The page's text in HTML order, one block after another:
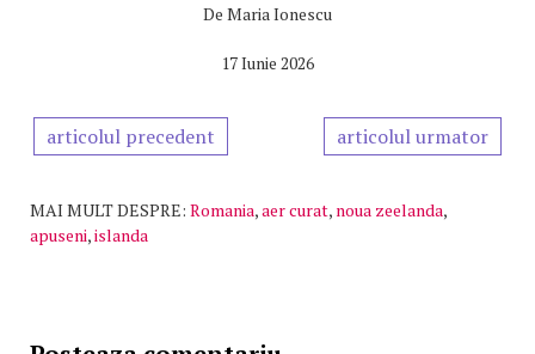
De Maria Ionescu
17 Iunie 2026
articolul precedent articolul urmator
MAI MULT DESPRE: Romania,aer curat, noua zeelanda,
apuseni,islanda